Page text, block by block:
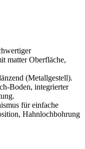
matter Oberfläche,
(Metallgestell).
Boden, integrierter
für einfache
Hahnlochbohrung